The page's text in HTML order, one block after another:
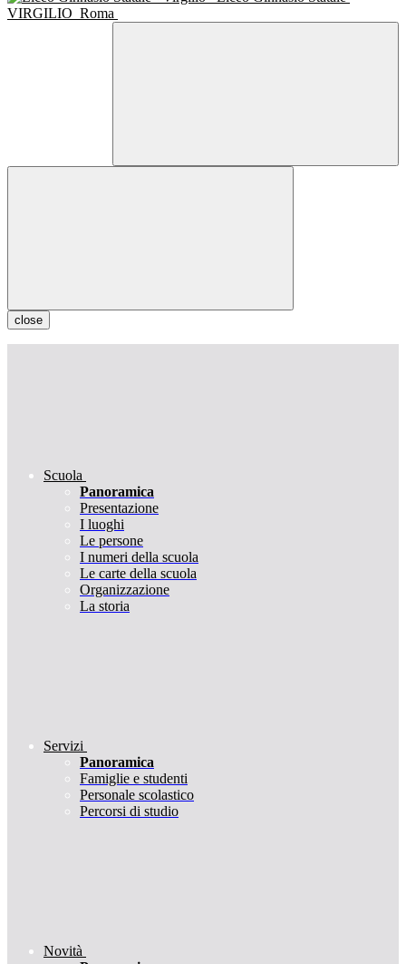
VIRGILIO Roma
close
Scuola
Panoramica
Presentazione
I luoghi
Le persone
I numeri della scuola
Le carte della scuola
Organizzazione
La storia
Servizi
Panoramica
Famiglie e studenti
Personale scolastico
Percorsi di studio
Novità